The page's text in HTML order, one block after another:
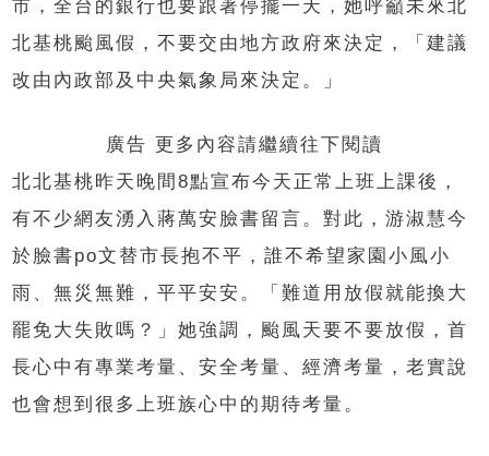
市，全台的銀行也要跟著停擺一天，她呼籲未來北
北基桃颱風假，不要交由地方政府來決定，「建議
改由內政部及中央氣象局來決定。」
廣告 更多內容請繼續往下閱讀
北北基桃昨天晚間8點宣布今天正常上班上課後，
有不少網友湧入蔣萬安臉書留言。對此，游淑慧今
於臉書po文替市長抱不平，誰不希望家園小風小
雨、無災無難，平平安安。「難道用放假就能換大
罷免大失敗嗎？」她強調，颱風天要不要放假，首
長心中有專業考量、安全考量、經濟考量，老實說
也會想到很多上班族心中的期待考量。